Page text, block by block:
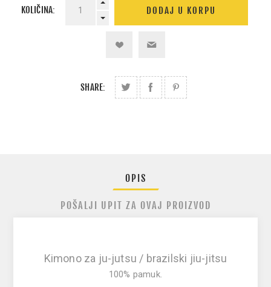
KOLIČINA:
SHARE:
OPIS
POŠALJI UPIT ZA OVAJ PROIZVOD
Kimono za ju-jutsu / brazilski jiu-jitsu
100% pamuk.